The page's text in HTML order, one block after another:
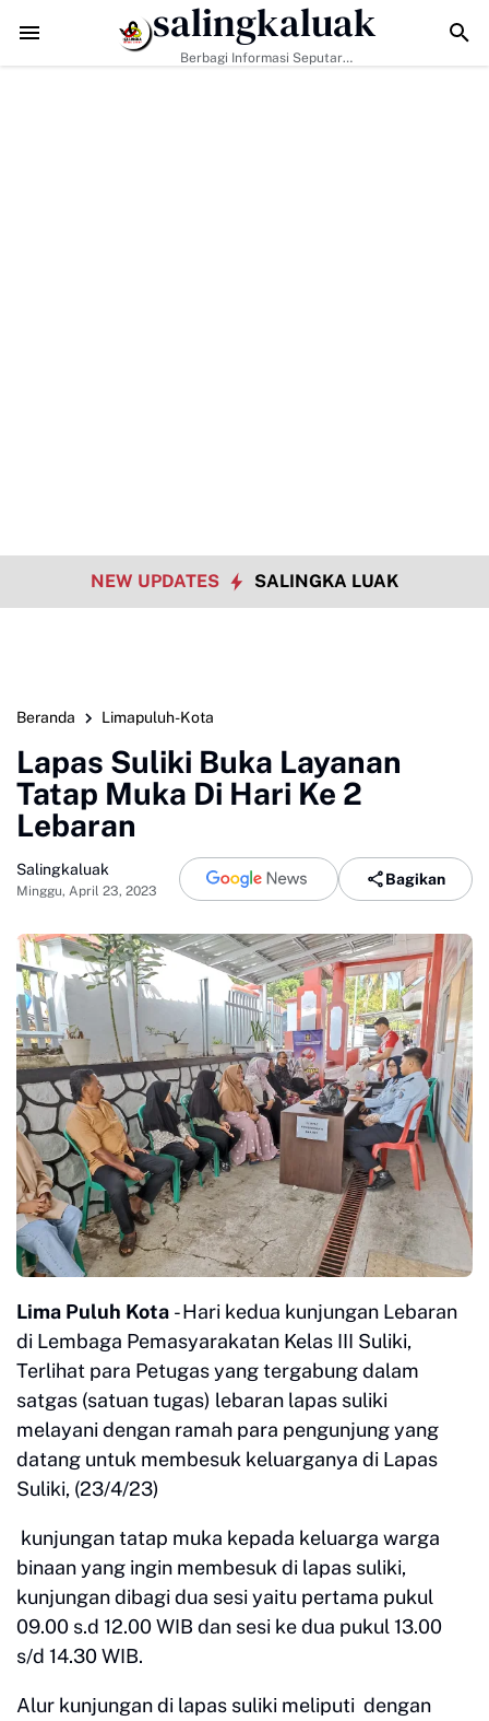
H. Ilson Cong Dorong Keluarga dan Masyarakat Jadi Benteng
salingkaluak
Berbagi Informasi Seputar
NEW UPDATES SALINGKA LUAK
Beranda Limapuluh-Kota
Lapas Suliki Buka Layanan
Tatap Muka Di Hari Ke 2
Lebaran
Salingkaluak
Minggu, April 23, 2023
Bagikan
Lima Puluh Kota - Hari kedua kunjungan Lebaran
di Lembaga Pemasyarakatan Kelas III Suliki,
Terlihat para Petugas yang tergabung dalam
satgas (satuan tugas) lebaran lapas suliki
melayani dengan ramah para pengunjung yang
datang untuk membesuk keluarganya di Lapas
Suliki, (23/4/23)
kunjungan tatap muka kepada keluarga warga
binaan yang ingin membesuk di lapas suliki,
kunjungan dibagi dua sesi yaitu pertama pukul
09.00 s.d 12.00 WIB dan sesi ke dua pukul 13.00
s/d 14.30 WIB.
Alur kunjungan di lapas suliki meliputi dengan